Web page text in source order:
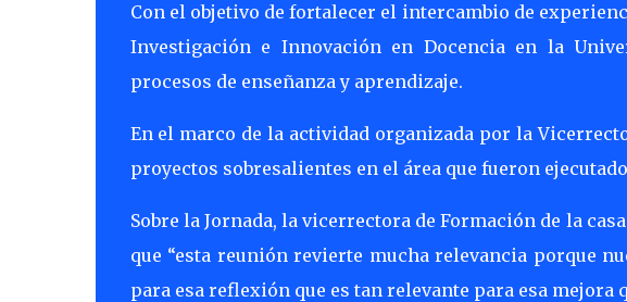
Con el objetivo de fortalecer el intercambio de
Investigación e Innovación en Docencia en la
procesos de enseñanza y aprendizaje.
En el marco de la actividad organizada por la
proyectos sobresalientes en el área que fueron
Sobre la Jornada, la vicerrectora de Formación de la
que “esta reunión revierte mucha relevancia porque
para esa reflexión que es tan relevante para esa mejora